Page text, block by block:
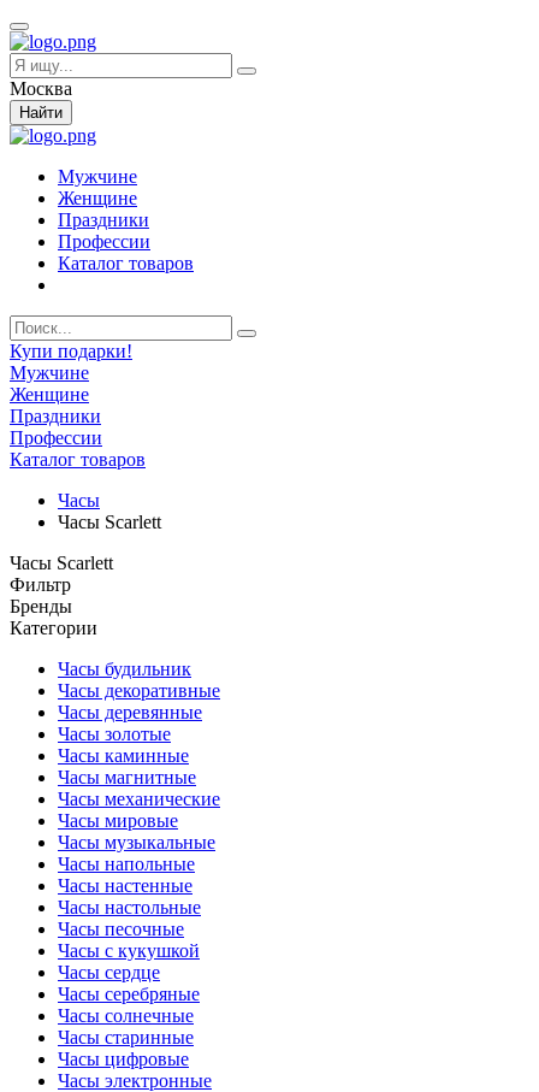
Москва
Найти
Мужчине
Женщине
Праздники
Профессии
Каталог товаров
Купи подарки!
Мужчине
Женщине
Праздники
Профессии
Каталог товаров
Часы
Часы Scarlett
Часы Scarlett
Фильтр
Бренды
Категории
Часы будильник
Часы декоративные
Часы деревянные
Часы золотые
Часы каминные
Часы магнитные
Часы механические
Часы мировые
Часы музыкальные
Часы напольные
Часы настенные
Часы настольные
Часы песочные
Часы с кукушкой
Часы сердце
Часы серебряные
Часы солнечные
Часы старинные
Часы цифровые
Часы электронные